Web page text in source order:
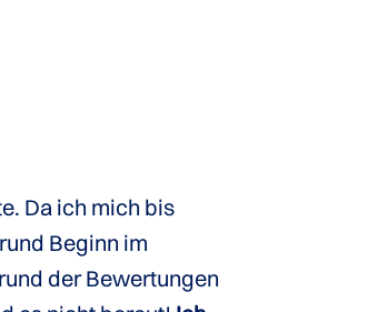
Da ich mich bis
Beginn im
der Bewertungen